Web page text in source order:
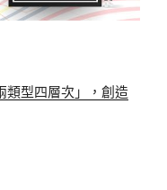
類型四層次」，創造